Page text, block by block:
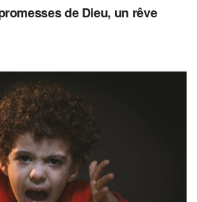
de Dieu, un rêve